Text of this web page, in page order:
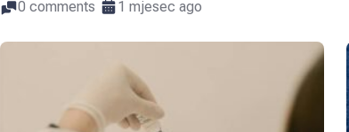
0 comments 1 mjesec ago